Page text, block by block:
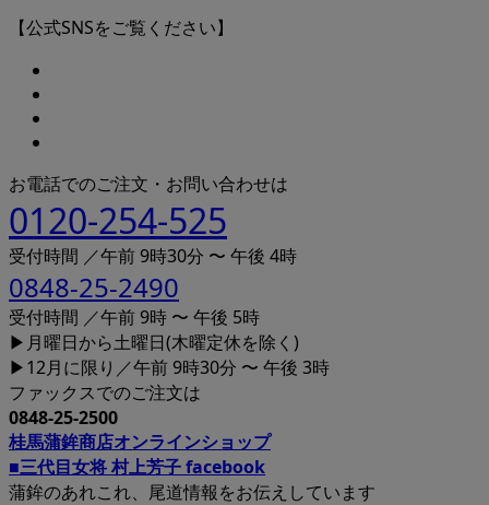
【公式SNSをご覧ください】
お電話でのご注文・お問い合わせは
0120-254-525
受付時間 ／午前 9時30分 〜 午後 4時
0848-25-2490
受付時間 ／午前 9時 〜 午後 5時
▶月曜日から土曜日(木曜定休を除く)
▶12月に限り／午前 9時30分 〜 午後 3時
ファックスでのご注文は
0848-25-2500
桂馬蒲鉾商店オンラインショップ
■三代目女将 村上芳子 facebook
蒲鉾のあれこれ、尾道情報をお伝えしています